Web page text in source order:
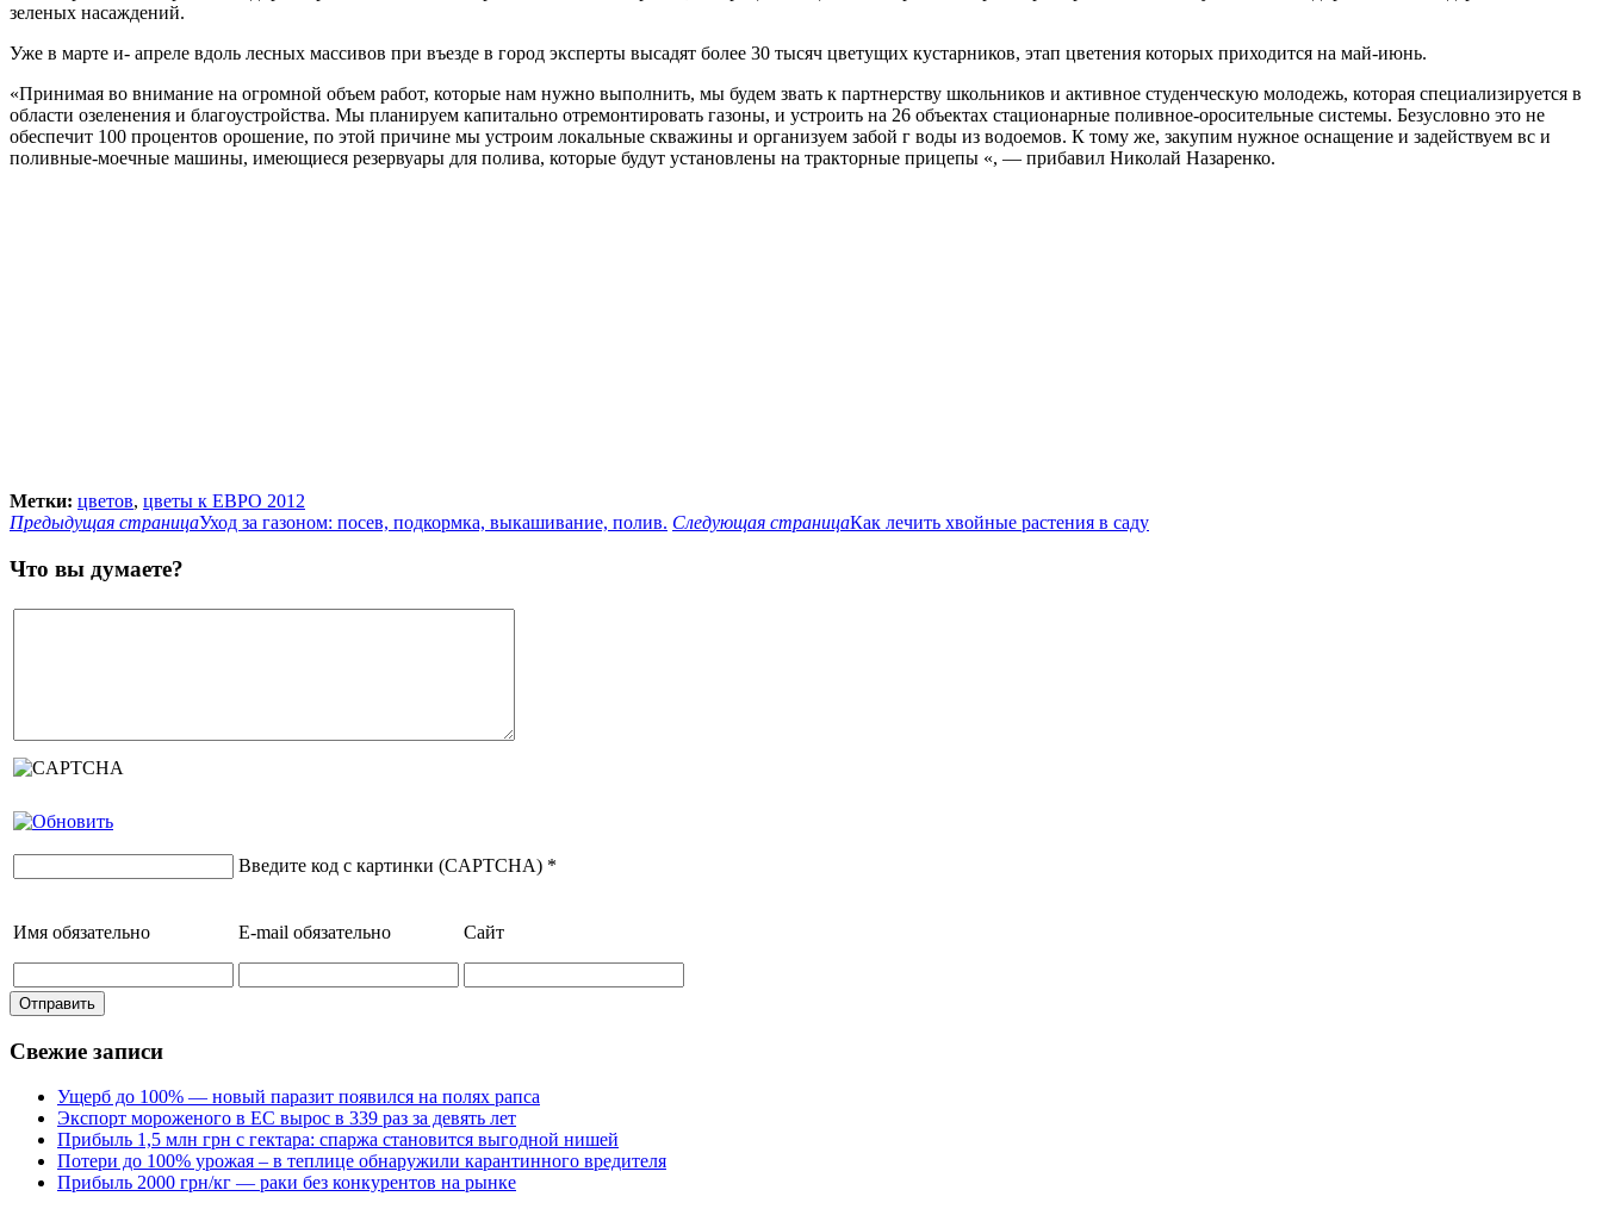
зеленых насаждений.
Уже в марте и- апреле вдоль лесных массивов при въезде в город эксперты высадят более 30 тысяч цветущих кустарников, этап цветения которых приходится на май-июнь.
«Принимая во внимание на огромной объем работ, которые нам нужно выполнить, мы будем звать к партнерству школьников и активное студенческую молодежь, которая специализируется в
области озеленения и благоустройства. Мы планируем капитально отремонтировать газоны, и устроить на 26 объектах стационарные поливное-оросительные системы. Безусловно это не
обеспечит 100 процентов орошение, по этой причине мы устроим локальные скважины и организуем забой г воды из водоемов. К тому же, закупим нужное оснащение и задействуем вс и
поливные-моечные машины, имеющиеся резервуары для полива, которые будут установлены на тракторные прицепы «, — прибавил Николай Назаренко.
Метки: цветов, цветы к ЕВРО 2012
Предыдущая страницаУход за газоном: посев, подкормка, выкашивание, полив. Следующая страницаКак лечить хвойные растения в саду
Что вы думаете?
Введите код с картинки (CAPTCHA) *
Имя обязательно E-mail обязательно Сайт
Свежие записи
Ущерб до 100% — новый паразит появился на полях рапса
Экспорт мороженого в ЕС вырос в 339 раз за девять лет
Прибыль 1,5 млн грн с гектара: спаржа становится выгодной нишей
Потери до 100% урожая – в теплице обнаружили карантинного вредителя
Прибыль 2000 грн/кг — раки без конкурентов на рынке